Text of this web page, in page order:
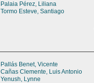
Palaia Pérez, Liliana
Tormo Esteve, Santiago
Pallás Benet, Vicente
Cañas Clemente, Luis Antonio
Yenush, Lynne